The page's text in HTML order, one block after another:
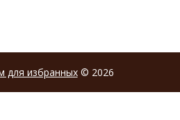
для избранных© 2026